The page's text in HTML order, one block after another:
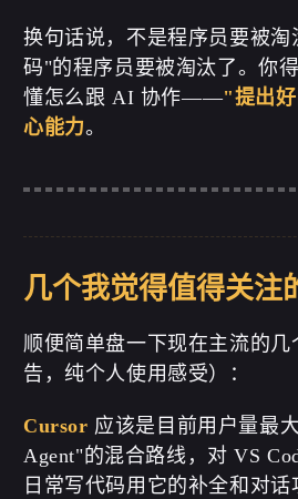
换句话说，不是程序员要被
码"的程序员要被淘汰了。你
懂怎么跟 AI 协作——"提出
心能力。
几个我觉得值得关注
顺便简单盘一下现在主流的几
告，纯个人使用感受）：
Cursor 应该是目前用户量最
Agent"的混合路线，对 VS
日常写代码用它的补全和对